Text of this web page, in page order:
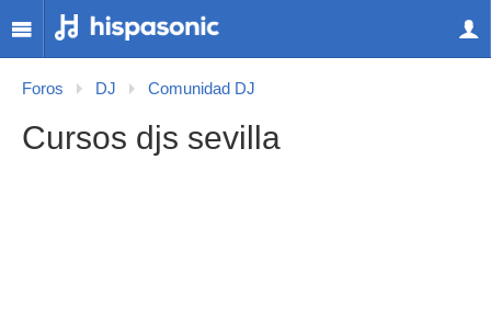
Foros DJ Comunidad DJ
Cursos djs sevilla